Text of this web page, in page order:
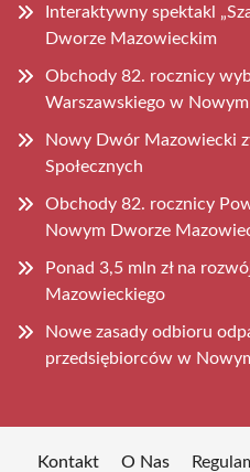
Interaktywny spektakl
Dworze Mazowieckim
Obchody 82. rocznicy
Warszawskiego w
Nowy Dwór Mazowiecki
Społecznych
Obchody 82. rocznicy
Nowym Dworze
Ponad 3,5 mln zł na
Mazowieckiego
Nowe zasady odbioru
przedsiębiorców w
Kontakt O Nas